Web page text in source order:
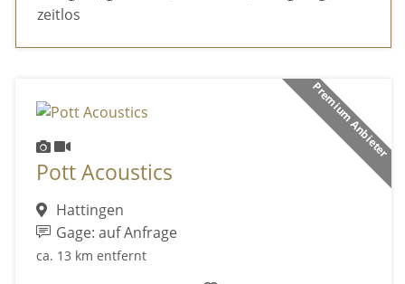
zeitlos
Premium Anbieter
Pott Acoustics
Hattingen
Gage: auf Anfrage
ca. 13 km entfernt